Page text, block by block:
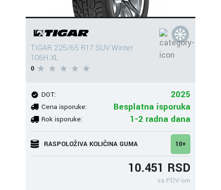
TIGAR 225/65 R17 SUV Winter
106H XL
0
DOT: 2025
Cena isporuke: Besplatna isporuka
Rok isporuke: 1-2 radna dana
RASPOLOŽIVA KOLIČINA GUMA 10+
10.451 RSD
sa PDV-om